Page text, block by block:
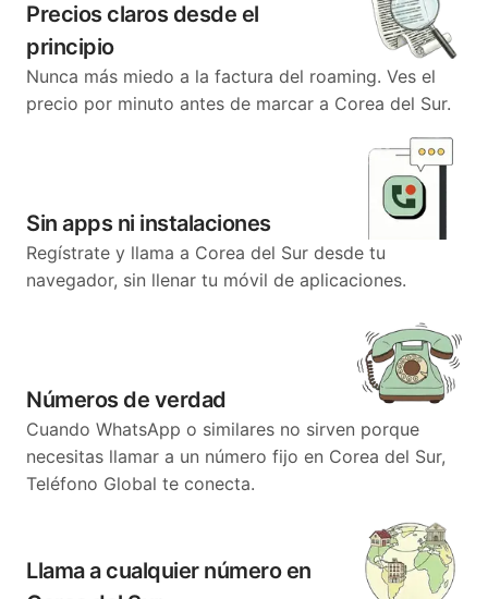
Precios claros desde el
principio
Nunca más miedo a la factura del roaming. Ves el
precio por minuto antes de marcar a Corea del Sur.
Sin apps ni instalaciones
Regístrate y llama a Corea del Sur desde tu
navegador, sin llenar tu móvil de aplicaciones.
Números de verdad
Cuando WhatsApp o similares no sirven porque
necesitas llamar a un número fijo en Corea del Sur,
Teléfono Global te conecta.
Llama a cualquier número en